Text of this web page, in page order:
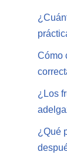
Cómo
¿Los
¿Qué